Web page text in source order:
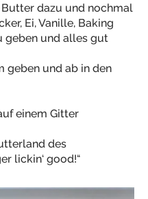
dazu und nochmal
Ei, Vanille, Baking
geben und alles gut
geben und ab in den
einem Gitter
des
lickin‘ good!“